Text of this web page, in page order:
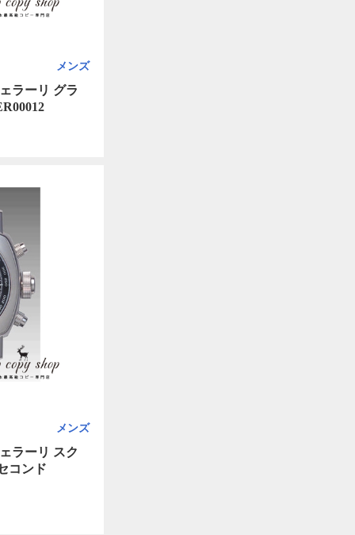
メンズ
ラーリ グラ
メンズ
ラーリ スク
コンド